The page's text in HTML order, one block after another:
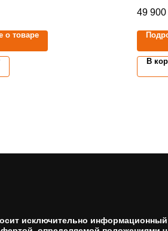
о товаре
49 900
В
исключительно информационный